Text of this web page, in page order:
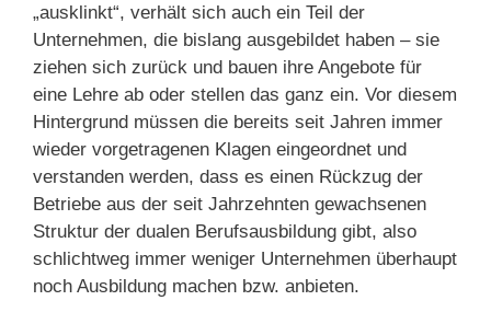
„ausklinkt“, verhält sich auch ein Teil der
Unternehmen, die bislang ausgebildet haben – sie
ziehen sich zurück und bauen ihre Angebote für
eine Lehre ab oder stellen das ganz ein. Vor diesem
Hintergrund müssen die bereits seit Jahren immer
wieder vorgetragenen Klagen eingeordnet und
verstanden werden, dass es einen Rückzug der
Betriebe aus der seit Jahrzehnten gewachsenen
Struktur der dualen Berufsausbildung gibt, also
schlichtweg immer weniger Unternehmen überhaupt
noch Ausbildung machen bzw. anbieten.